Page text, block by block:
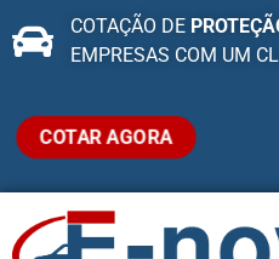
COTAÇÃO DE
EMPRESAS COM UM
COTAR AGORA